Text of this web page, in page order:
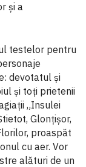
și a
testelor pentru
devotatul și
și toți prietenii
„Insulei
Glonțișor,
proaspăt
cu aer. Vor
alături de un